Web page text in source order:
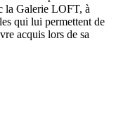
la Galerie LOFT, à
qui lui permettent de
acquis lors de sa